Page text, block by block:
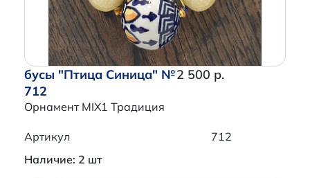
бусы "Птица Синица" №
712
Орнамент MIX1 Традиция
2 500 р.
Артикул
712
Наличие: 2 шт